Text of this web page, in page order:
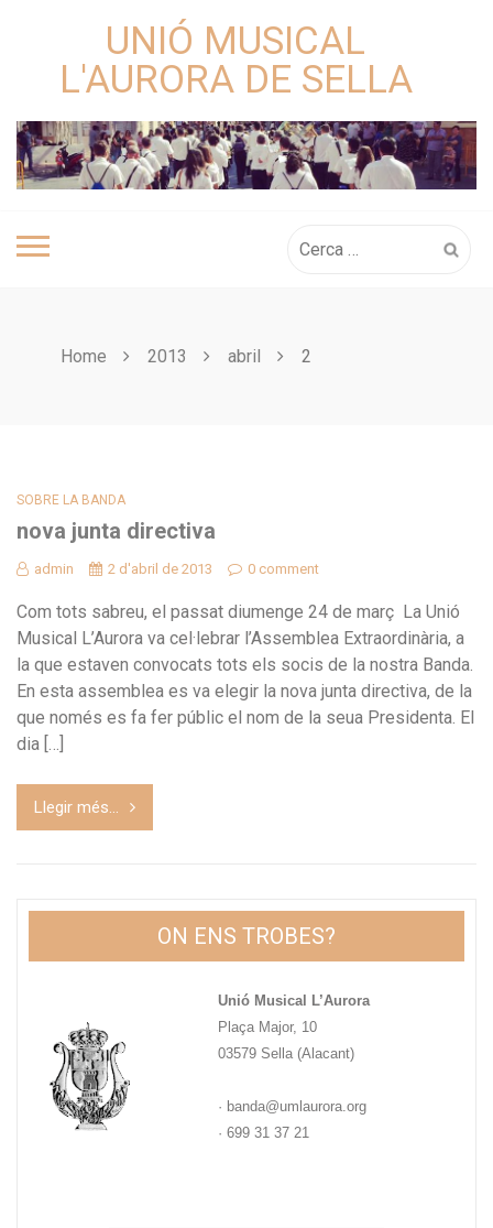
UNIÓ MUSICAL
L'AURORA DE SELLA
Home 2013 abril 2
SOBRE LA BANDA
nova junta directiva
admin 2 d'abril de 2013 0 comment
Com tots sabreu, el passat diumenge 24 de març La Unió
Musical L’Aurora va cel·lebrar l’Assemblea Extraordinària, a
la que estaven convocats tots els socis de la nostra Banda.
En esta assemblea es va elegir la nova junta directiva, de la
que només es fa fer públic el nom de la seua Presidenta. El
dia […]
Llegir més...
ON ENS TROBES?
Unió Musical L’Aurora
Plaça Major, 10
03579 Sella (Alacant)
· banda@umlaurora.org
· 699 31 37 21